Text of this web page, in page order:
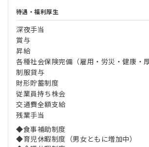
待遇・福利厚生
深夜手当
賞与
昇給
各種社会保険完備（雇用・労災・健康・
制服貸与
財形貯蓄制度
従業員持ち株会
交通費全額支給
残業手当
◆食事補助制度
◆育児休暇制度（男女ともに増加中）